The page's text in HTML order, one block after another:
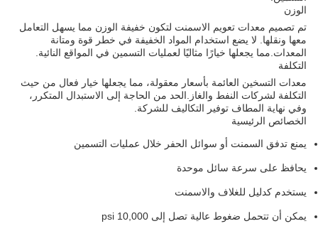
الوزن
تم تصميم معدات تعويم الاسمنت لتكون خفيفة الوزن مما يسهل التعامل
معها ونقلها. لا يضع استخدام المواد الخفيفة في خطر قوة ومتانة
المعدات.مما يجعلها خيارًا مثاليًا لعمليات التسمين في المواقع النائية.
التكلفة
معدات التسخين العائمة بأسعار معقولة، مما يجعلها خيار فعال من حيث
التكلفة لشركات النفط والغاز.الحد من الحاجة إلى الاستبدال المتكرر،
وفي نهاية المطاف توفير التكاليف للشركة.
الخصائص الرئيسية
يمنع تدفق السمنت أو سوائل الحفر خلال عمليات التسمين
يحافظ على سرعة سائل موحدة
يستخدم كدليل للغلاف والاسمنت
يمكن أن تتحمل ضغوط عالية تصل إلى 10,000 psi